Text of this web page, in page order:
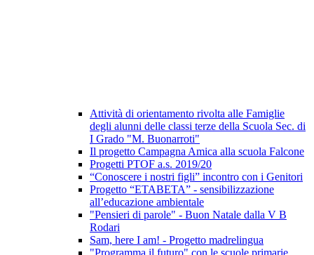
Attività di orientamento rivolta alle Famiglie
degli alunni delle classi terze della Scuola Sec. di
I Grado "M. Buonarroti"
Il progetto Campagna Amica alla scuola Falcone
Progetti PTOF a.s. 2019/20
“Conoscere i nostri figli” incontro con i Genitori
Progetto “ETABETA” - sensibilizzazione
all’educazione ambientale
"Pensieri di parole" - Buon Natale dalla V B
Rodari
Sam, here I am! - Progetto madrelingua